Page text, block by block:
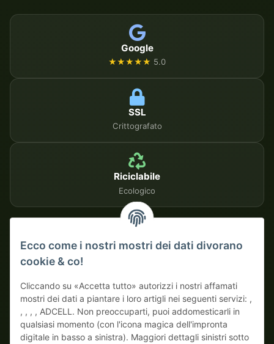
Google
★★★★★ 5.0
SSL
Crittografato
Riciclabile
Ecologico
Su fattura
Ecco come i nostri mostri dei dati divorano
cookie & co!
Cliccando su «Accetta tutto» autorizzi i nostri affamati
mostri dei dati a piantare i loro artigli nei seguenti servizi: ,
, , , , ADCELL. Non preoccuparti, puoi addomesticarli in
qualsiasi momento (con l'icona magica dell'impronta
digitale in basso a sinistra). Maggiori dettagli sinistri sotto